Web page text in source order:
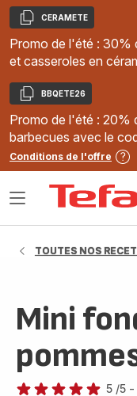
Copier
CERAMETE
Promo de l'été : 30%
et casseroles en
Copier
BBQETE26
Promo de l'été : 20%
barbecues avec le
Conditions de l'offre
Ouvrir
TOUTES NOS
Mini
5 /5 -